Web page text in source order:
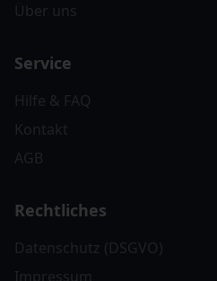
Über uns
Service
Hilfe & FAQ
Kontakt
AGB
Rechtliches
Datenschutz (DSGVO)
Impressum